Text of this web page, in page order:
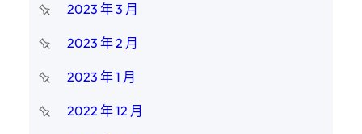
2023 年 3 月
2023 年 2 月
2023 年 1 月
2022 年 12 月